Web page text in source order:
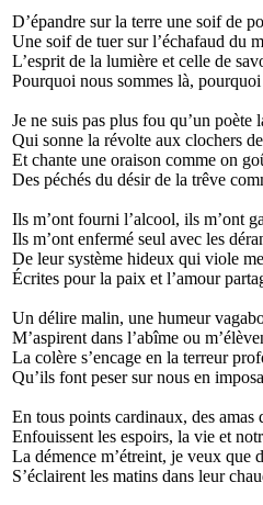
D’épandre sur la terre une soif de
Une soif de tuer sur l’échafaud du
L’esprit de la lumière et celle de
Pourquoi nous sommes là,
Je ne suis pas plus fou qu’un poète
Qui sonne la révolte aux clochers
Et chante une oraison comme on
Des péchés du désir de la trêve
Ils m’ont fourni l’alcool, ils m’ont
Ils m’ont enfermé seul avec les
De leur système hideux qui viole
Écrites pour la paix et l’amour
Un délire malin, une humeur
M’aspirent dans l’abîme ou
La colère s’encage en la terreur
Qu’ils font peser sur nous en
En tous points cardinaux, des amas
Enfouissent les espoirs, la vie et
La démence m’étreint, je veux que
S’éclairent les matins dans leur